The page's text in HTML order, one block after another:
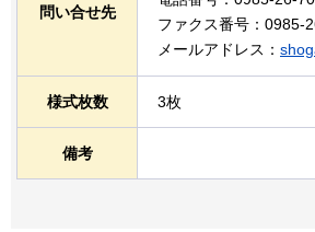
問い合せ先
ファクス番号：0985-
メールアドレス：
様式枚数 3枚
備考